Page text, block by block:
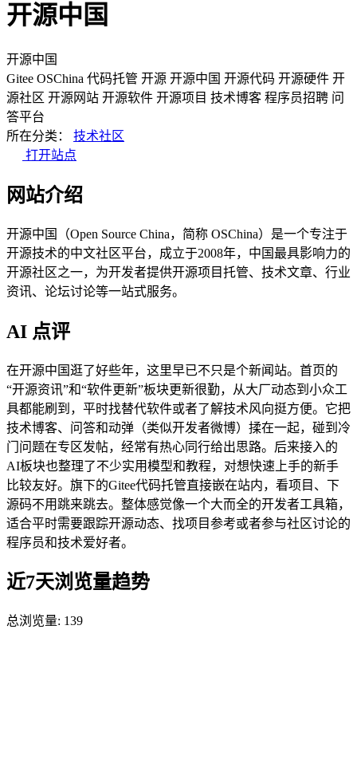
开源中国
开源中国
Gitee OSChina 代码托管 开源 开源中国 开源代码 开源硬件 开
源社区 开源网站 开源软件 开源项目 技术博客 程序员招聘 问
答平台
所在分类：
技术社区
打开站点
网站介绍
开源中国（Open Source China，简称 OSChina）是一个专注于
开源技术的中文社区平台，成立于2008年，中国最具影响力的
开源社区之一，为开发者提供开源项目托管、技术文章、行业
资讯、论坛讨论等一站式服务。
AI 点评
在开源中国逛了好些年，这里早已不只是个新闻站。首页的
“开源资讯”和“软件更新”板块更新很勤，从大厂动态到小众工
具都能刷到，平时找替代软件或者了解技术风向挺方便。它把
技术博客、问答和动弹（类似开发者微博）揉在一起，碰到冷
门问题在专区发帖，经常有热心同行给出思路。后来接入的
AI板块也整理了不少实用模型和教程，对想快速上手的新手
比较友好。旗下的Gitee代码托管直接嵌在站内，看项目、下
源码不用跳来跳去。整体感觉像一个大而全的开发者工具箱，
适合平时需要跟踪开源动态、找项目参考或者参与社区讨论的
程序员和技术爱好者。
近7天浏览量趋势
总浏览量: 139